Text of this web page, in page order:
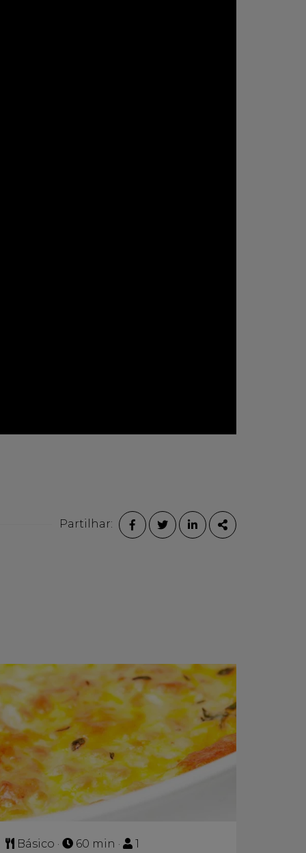
Partilhar:
FACEBOOK
TWITTERLINKEDINPARTILHAR
Básico · 60 min ·
1